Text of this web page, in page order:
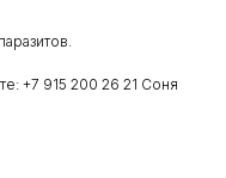
+7 915 200 26 21 Соня